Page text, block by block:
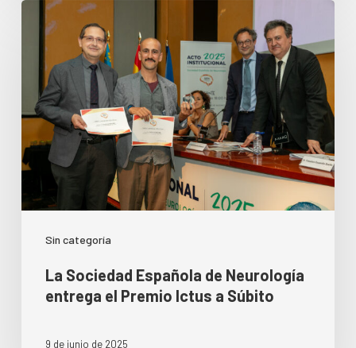
Sin categoría
La Sociedad Española de Neurología
entrega el Premio Ictus a Súbito
9 de junio de 2025